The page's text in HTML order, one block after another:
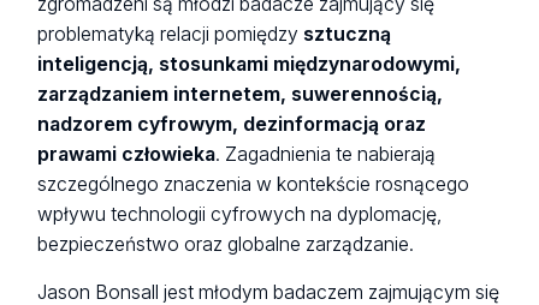
problematyką relacji pomiędzy sztuczną
inteligencją, stosunkami międzynarodowymi,
zarządzaniem internetem, suwerennością,
nadzorem cyfrowym, dezinformacją oraz
prawami człowieka. Zagadnienia te nabierają
szczególnego znaczenia w kontekście rosnącego
wpływu technologii cyfrowych na dyplomację,
bezpieczeństwo oraz globalne zarządzanie.
Jason Bonsall jest młodym badaczem zajmującym się